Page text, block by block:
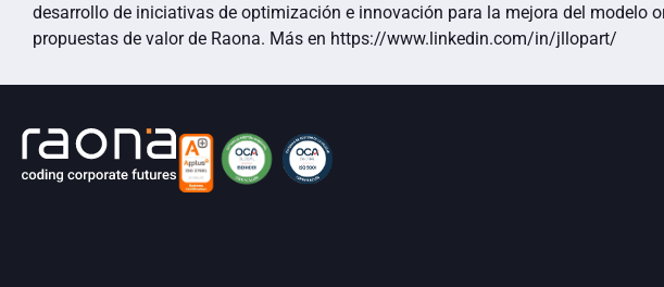
desarrollo de iniciativas de optimización e innovación para la mejora del modelo
propuestas de valor de Raona. Más en https://www.linkedin.com/in/jllopart/